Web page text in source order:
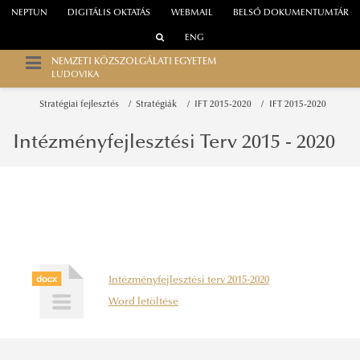
WEBMAIL
NEPTUN DIGITÁLIS OKTATÁS BELSŐ DOKUMENTUMTÁR
ENG
NEMZETI KÖZSZOLGÁLATI EGYETEM
LUDOVIKA
Stratégiai fejlesztés Stratégiák IFT 2015-2020 IFT 2015-2020
Intézményfejlesztési Terv 2015 - 2020
Intézményfejlesztési terv 2015-2020
Word letöltése